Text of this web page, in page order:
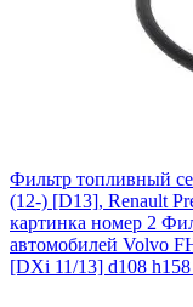
Фильтр топливный
(12-) [D13], Renault
картинка номер 2
автомобилей Volvo
[DXi 11/13] d108